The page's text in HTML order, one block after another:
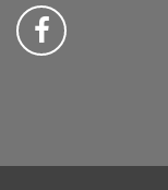
Bistum